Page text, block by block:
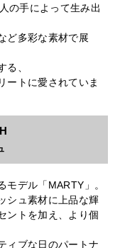
の手によって生み出
ど多彩な素材で展
る、
ートに愛されていま
モデル「MARTY」。
シュ素材に上品な輝
ントを加え、より個
ィブな日のパートナ